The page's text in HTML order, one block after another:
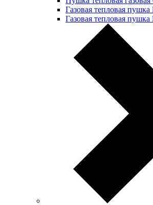
Газовая тепловая
Газовая тепловая пушка